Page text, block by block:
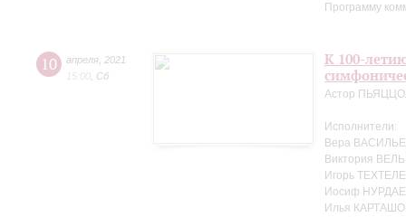
Программу
10 апреля 2021
15:00 Сб
К 100-
Астор
Исполнители:
Вера
Виктория
Игорь
Иосиф
Илья